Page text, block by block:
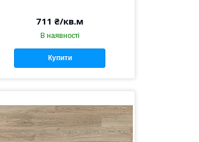
711 ₴/кв.м
В наявності
Купити